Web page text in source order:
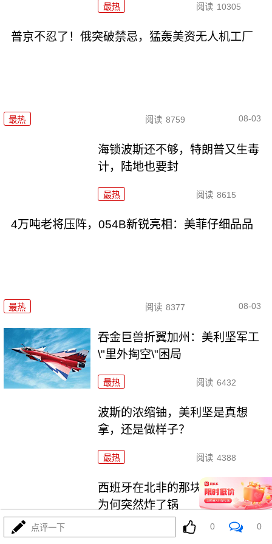
最热 阅读 10305
普京不忍了！俄突破禁忌，猛轰美资无人机工厂
最热 阅读 8759 08-03
海锁波斯还不够，特朗普又生毒
计，陆地也要封
最热 阅读 8615
4万吨老将压阵，054B新锐亮相：美菲仔细品品
最热 阅读 8377 08-03
吞金巨兽折翼加州：美利坚军工
\"里外掏空\"困局
最热 阅读 6432
波斯的浓缩铀，美利坚是真想
拿，还是做样子？
最热 阅读 4388
西班牙在北非的那块飞地休达，
为何突然炸了锅
阅读 3997
点评一下 0 0